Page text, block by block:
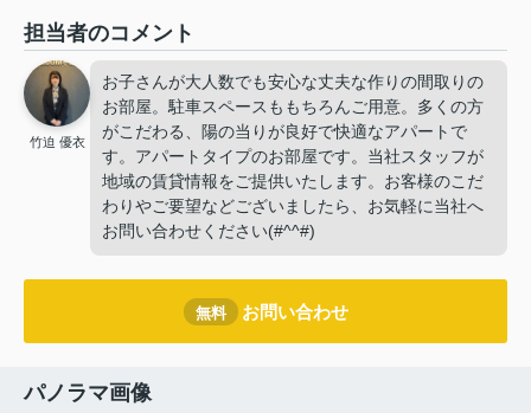
担当者のコメント
竹迫 優衣
お子さんが大人数でも安心な丈夫な作りの間取りの
お部屋。駐車スペースももちろんご用意。多くの方
がこだわる、陽の当りが良好で快適なアパートで
す。アパートタイプのお部屋です。当社スタッフが
地域の賃貸情報をご提供いたします。お客様のこだ
わりやご要望などございましたら、お気軽に当社へ
お問い合わせください(#^^#)
無料 お問い合わせ
パノラマ画像